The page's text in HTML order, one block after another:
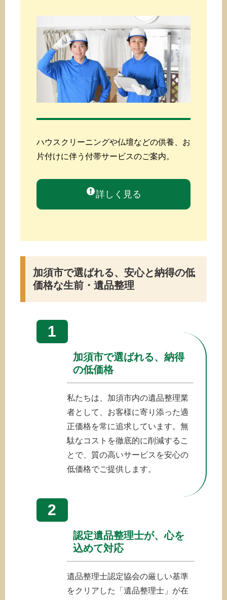
ハウスクリーニングや仏壇などの供養、お
片付けに伴う付帯サービスのご案内。
詳しく見る
加須市で選ばれる、安心と納得の低
価格な生前・遺品整理
1
加須市で選ばれる、納得
の低価格
私たちは、加須市内の遺品整理業
者として、お客様に寄り添った適
正価格を常に追求しています。無
駄なコストを徹底的に削減するこ
とで、質の高いサービスを安心の
低価格でご提供します。
2
認定遺品整理士が、心を
込めて対応
遺品整理士認定協会の厳しい基準
をクリアした「遺品整理士」が在